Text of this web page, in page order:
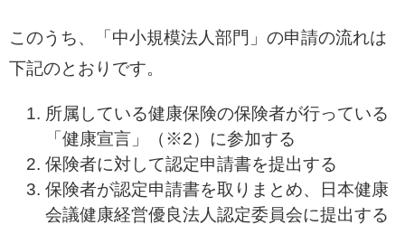
このうち、「中小規模法人部門」の申請の流れは
下記のとおりです。
所属している健康保険の保険者が行っている
「健康宣言」（※2）に参加する
保険者に対して認定申請書を提出する
保険者が認定申請書を取りまとめ、日本健康
会議健康経営優良法人認定委員会に提出する